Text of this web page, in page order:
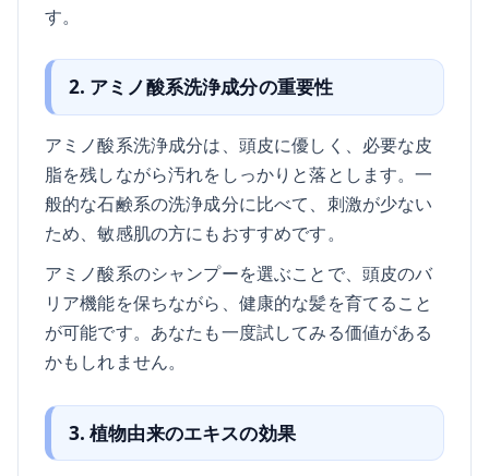
す。
2. アミノ酸系洗浄成分の重要性
アミノ酸系洗浄成分は、頭皮に優しく、必要な皮
脂を残しながら汚れをしっかりと落とします。一
般的な石鹸系の洗浄成分に比べて、刺激が少ない
ため、敏感肌の方にもおすすめです。
アミノ酸系のシャンプーを選ぶことで、頭皮のバ
リア機能を保ちながら、健康的な髪を育てること
が可能です。あなたも一度試してみる価値がある
かもしれません。
3. 植物由来のエキスの効果